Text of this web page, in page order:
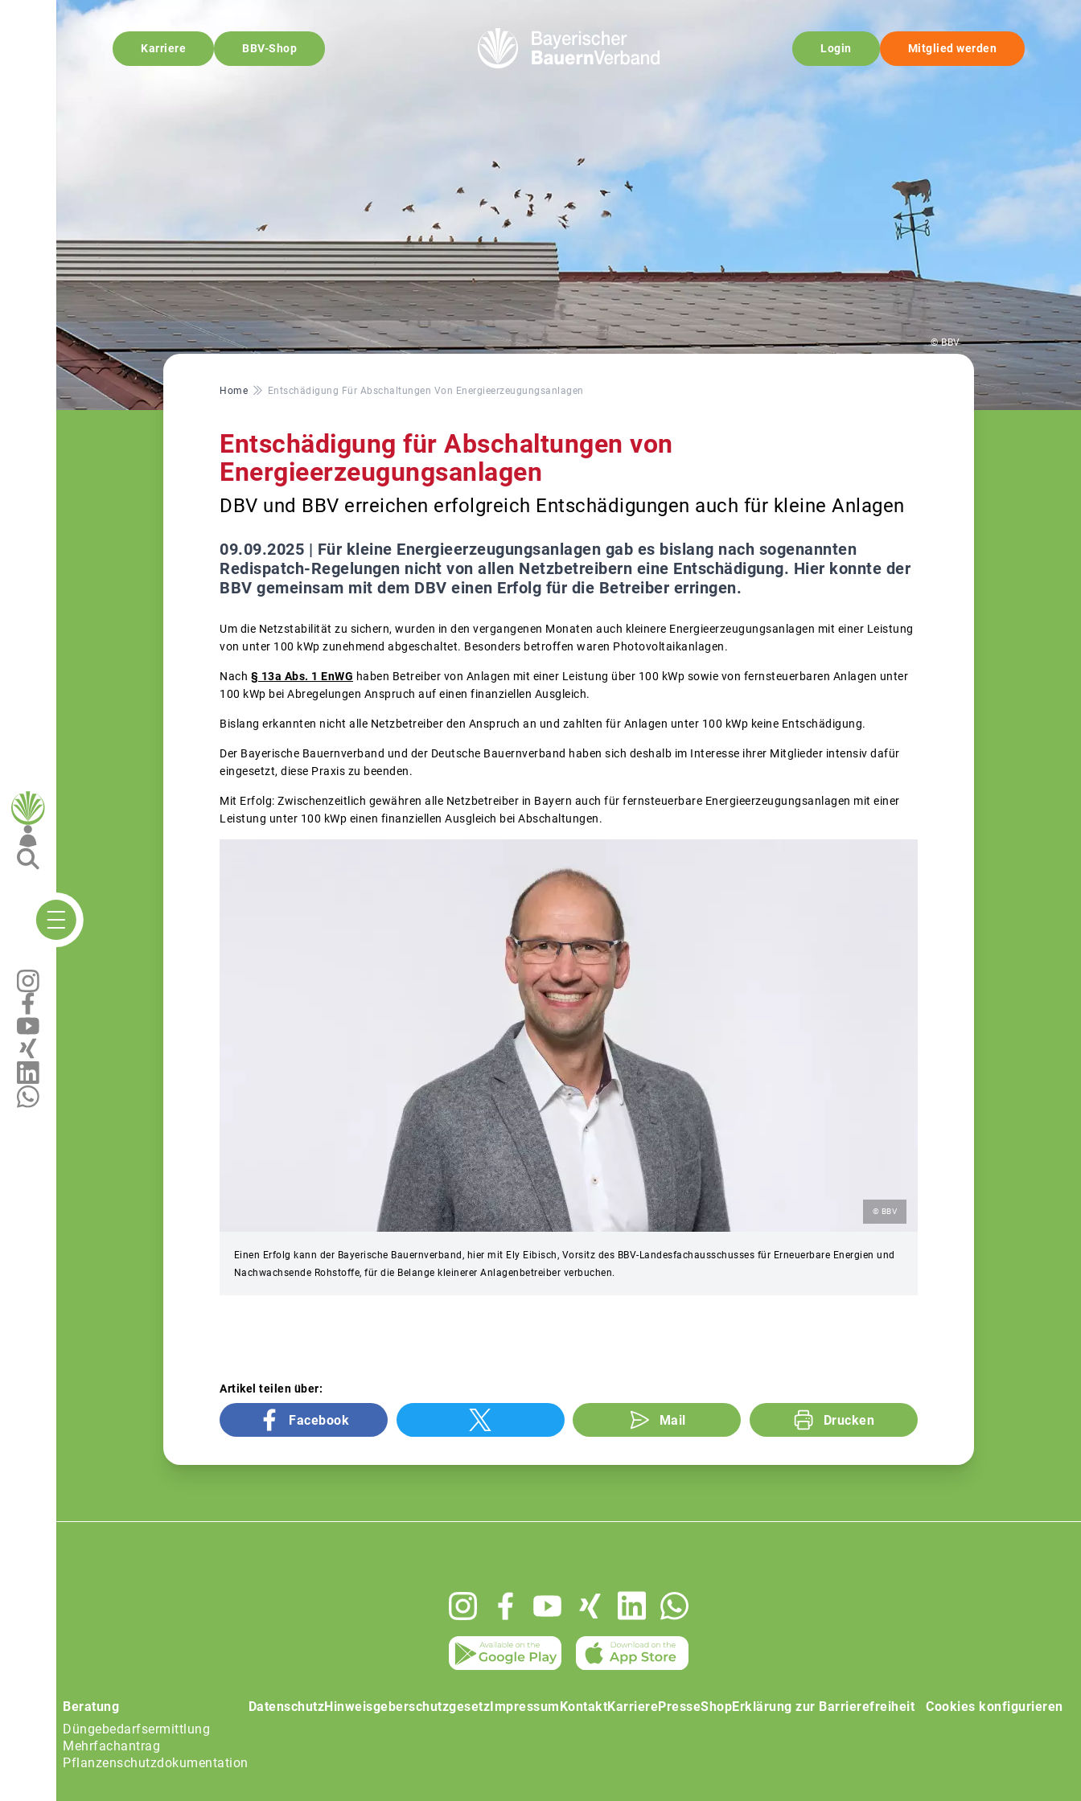
Karriere BBV-Shop Login Mitglied werden
© BBV
Pfadnavigation
Home Entschädigung Für Abschaltungen Von Energieerzeugungsanlagen
Entschädigung für Abschaltungen von
Energieerzeugungsanlagen
DBV und BBV erreichen erfolgreich Entschädigungen auch für kleine Anlagen
09.09.2025 | Für kleine Energieerzeugungsanlagen gab es bislang nach sogenannten
Redispatch-Regelungen nicht von allen Netzbetreibern eine Entschädigung. Hier konnte der
BBV gemeinsam mit dem DBV einen Erfolg für die Betreiber erringen.
Um die Netzstabilität zu sichern, wurden in den vergangenen Monaten auch kleinere Energieerzeugungsanlagen mit einer Leistung
von unter 100 kWp zunehmend abgeschaltet. Besonders betroffen waren Photovoltaikanlagen.
Nach § 13a Abs. 1 EnWG haben Betreiber von Anlagen mit einer Leistung über 100 kWp sowie von fernsteuerbaren Anlagen unter
100 kWp bei Abregelungen Anspruch auf einen finanziellen Ausgleich.
Bislang erkannten nicht alle Netzbetreiber den Anspruch an und zahlten für Anlagen unter 100 kWp keine Entschädigung.
Der Bayerische Bauernverband und der Deutsche Bauernverband haben sich deshalb im Interesse ihrer Mitglieder intensiv dafür
eingesetzt, diese Praxis zu beenden.
Mit Erfolg: Zwischenzeitlich gewähren alle Netzbetreiber in Bayern auch für fernsteuerbare Energieerzeugungsanlagen mit einer
Leistung unter 100 kWp einen finanziellen Ausgleich bei Abschaltungen.
© BBV
Einen Erfolg kann der Bayerische Bauernverband, hier mit Ely Eibisch, Vorsitz des BBV-Landesfachausschusses für Erneuerbare Energien und
Nachwachsende Rohstoffe, für die Belange kleinerer Anlagenbetreiber verbuchen.
Artikel teilen über:
Facebook Mail Drucken
Beratung
Düngebedarfsermittlung
Mehrfachantrag
Pflanzenschutzdokumentation
DatenschutzHinweisgeberschutzgesetz Impressum KontaktKarrierePresseShopErklärung zur Barrierefreiheit Cookies konfigurieren